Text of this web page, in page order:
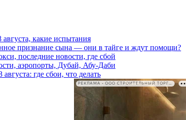
какие испытания
признание сына — они в тайге и ждут помощи?
последние новости, где сбой
аэропорты, Дубай, Абу-Даби
где сбои, что делать
РЕКЛАМА • ООО СТРОИТЕЛЬНЫЙ ТОРГОВЫЙ ДОМ «ПЕТРОВИЧ». ИНН: 7802348846